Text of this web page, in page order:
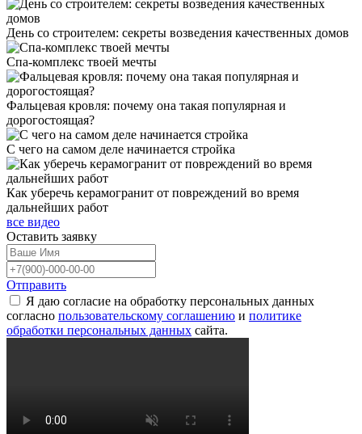
День со строителем: секреты возведения качественных домов
Спа-комплекс твоей мечты
Фальцевая кровля: почему она такая популярная и
дорогостоящая?
С чего на самом деле начинается стройка
Как уберечь керамогранит от повреждений во время
дальнейших работ
все видео
Оставить заявку
Отправить
Я даю согласие на обработку персональных данных
согласно пользовательскому соглашению и политике
обработки персональных данных сайта.